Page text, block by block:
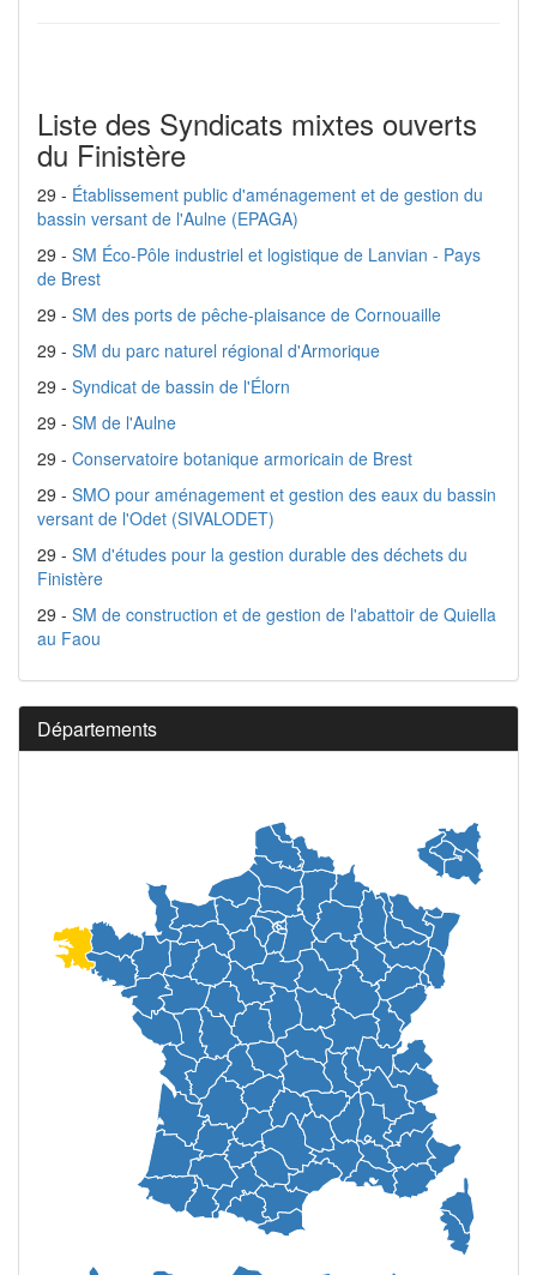
Liste des Syndicats mixtes ouverts
du Finistère
29 - Établissement public d'aménagement et de gestion du
bassin versant de l'Aulne (EPAGA)
29 - SM Éco-Pôle industriel et logistique de Lanvian - Pays
de Brest
29 - SM des ports de pêche-plaisance de Cornouaille
29 - SM du parc naturel régional d'Armorique
29 - Syndicat de bassin de l'Élorn
29 - SM de l'Aulne
29 - Conservatoire botanique armoricain de Brest
29 - SMO pour aménagement et gestion des eaux du bassin
versant de l'Odet (SIVALODET)
29 - SM d'études pour la gestion durable des déchets du
Finistère
29 - SM de construction et de gestion de l'abattoir de Quiella
au Faou
Départements